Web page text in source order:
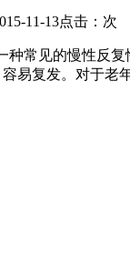
11-13点击： 次
种常见的慢性反
易复发。对于